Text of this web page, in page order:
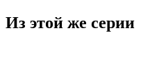
Из этой же серии